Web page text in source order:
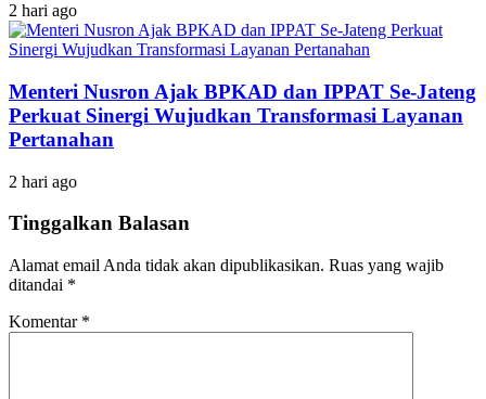
2 hari ago
Menteri Nusron Ajak BPKAD dan IPPAT Se-Jateng
Perkuat Sinergi Wujudkan Transformasi Layanan
Pertanahan
2 hari ago
Tinggalkan Balasan
Alamat email Anda tidak akan dipublikasikan. Ruas yang wajib
ditandai *
Komentar *